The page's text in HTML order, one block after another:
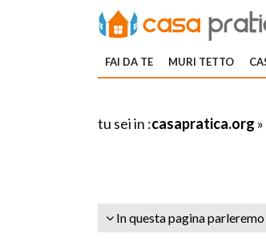
FAI DA TE MURI TETTO
tu sei in :casapratica.org »
In questa pagina parleremo